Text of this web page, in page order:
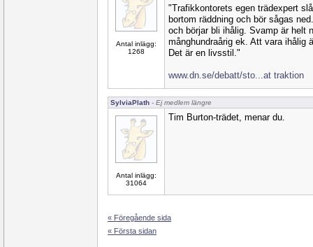
Antal inlägg:
1268
"Trafikkontorets egen träd­expert
bortom räddning och bör sågas
och börjar bli ihålig. Svamp är helt
månghundraårig ek. Att vara ihålig
Det är en ­livsstil."
www.dn.se/debatt/sto...at traktion
SylviaPlath - Ej medlem längre
Antal inlägg:
31064
Tim Burton-trädet, menar du.
« Föregående sida
« Första sidan